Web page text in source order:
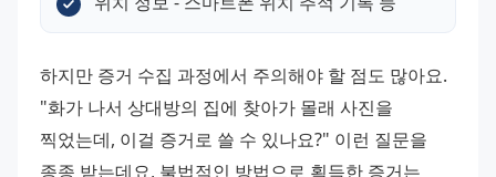
하지만 증거 수집 과정에서 주의해야 할 점도 많아요.
"화가 나서 상대방의 집에 찾아가 몰래 사진을
찍었는데, 이걸 증거로 쓸 수 있나요?" 이런 질문을
종종 받는데요, 불법적인 방법으로 획득한 증거는